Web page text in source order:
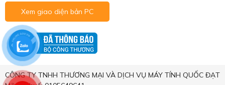
Xem giao diện bản PC
CÔNG TY TNHH THƯƠNG MẠI VÀ DỊCH VỤ MÁY TÍNH QUỐC ĐẠT